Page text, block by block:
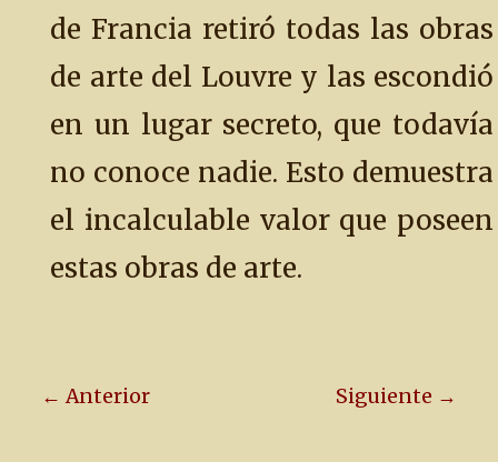
de Francia retiró todas las obras
de arte del Louvre y las escondió
en un lugar secreto, que todavía
no conoce nadie. Esto demuestra
el incalculable valor que poseen
estas obras de arte.
← Anterior Siguiente →